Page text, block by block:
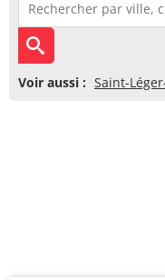
Voir aussi : Saint-